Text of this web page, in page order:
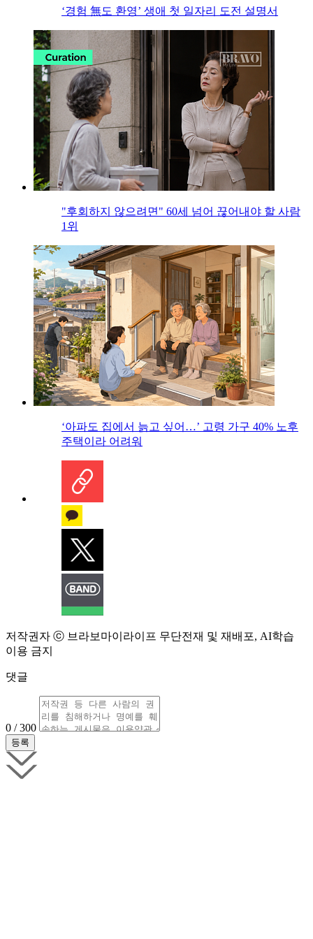
‘경험 無도 환영’ 생애 첫 일자리 도전 설명서
"후회하지 않으려면" 60세 넘어 끊어내야 할 사람
1위
‘아파도 집에서 늙고 싶어…’ 고령 가구 40% 노후
주택이라 어려워
저작권자 ⓒ 브라보마이라이프 무단전재 및 재배포, AI학습
이용 금지
댓글
0 / 300